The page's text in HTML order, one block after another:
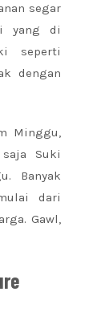
segar
yang di
seperti
dengan
Minggu,
Suki
Banyak
dari
Gawl,